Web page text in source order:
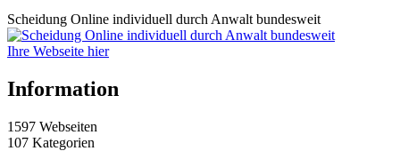
Scheidung Online individuell durch Anwalt bundesweit
Ihre Webseite hier
Information
1597 Webseiten
107 Kategorien